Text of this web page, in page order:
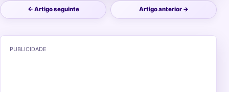
← Artigo seguinte Artigo anterior →
PUBLICIDADE